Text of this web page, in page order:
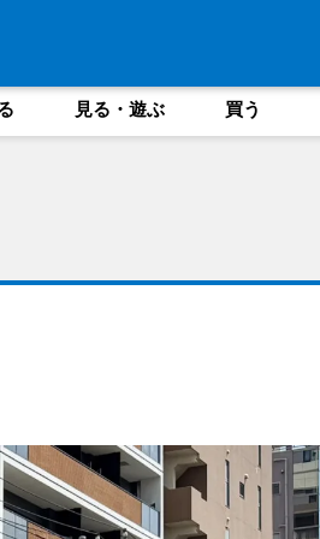
見る・遊ぶ 買う